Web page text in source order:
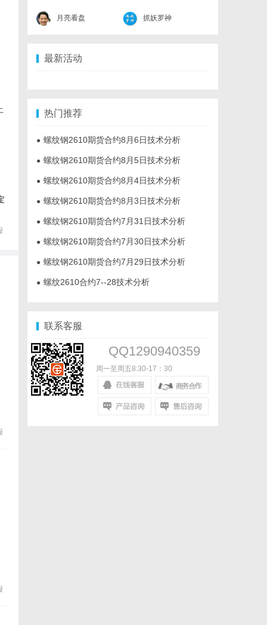
月亮看盘 抓妖罗神
最新活动
热门推荐
● 螺纹钢2610期货合约8月6日技术分析
● 螺纹钢2610期货合约8月5日技术分析
● 螺纹钢2610期货合约8月4日技术分析
● 螺纹钢2610期货合约8月3日技术分析
● 螺纹钢2610期货合约7月31日技术分析
● 螺纹钢2610期货合约7月30日技术分析
● 螺纹钢2610期货合约7月29日技术分析
● 螺纹2610合约7--28技术分析
联系客服
QQ1290940359
周一至周五8:30-17：30